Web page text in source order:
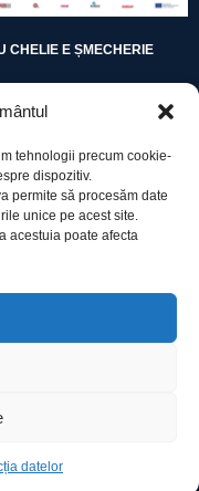
tehnologii precum cookie-
dispozitiv.
permite să procesăm date
unice pe acest site.
acestuia poate afecta
datelor
CHELIE E ȘMECHERIE
uri